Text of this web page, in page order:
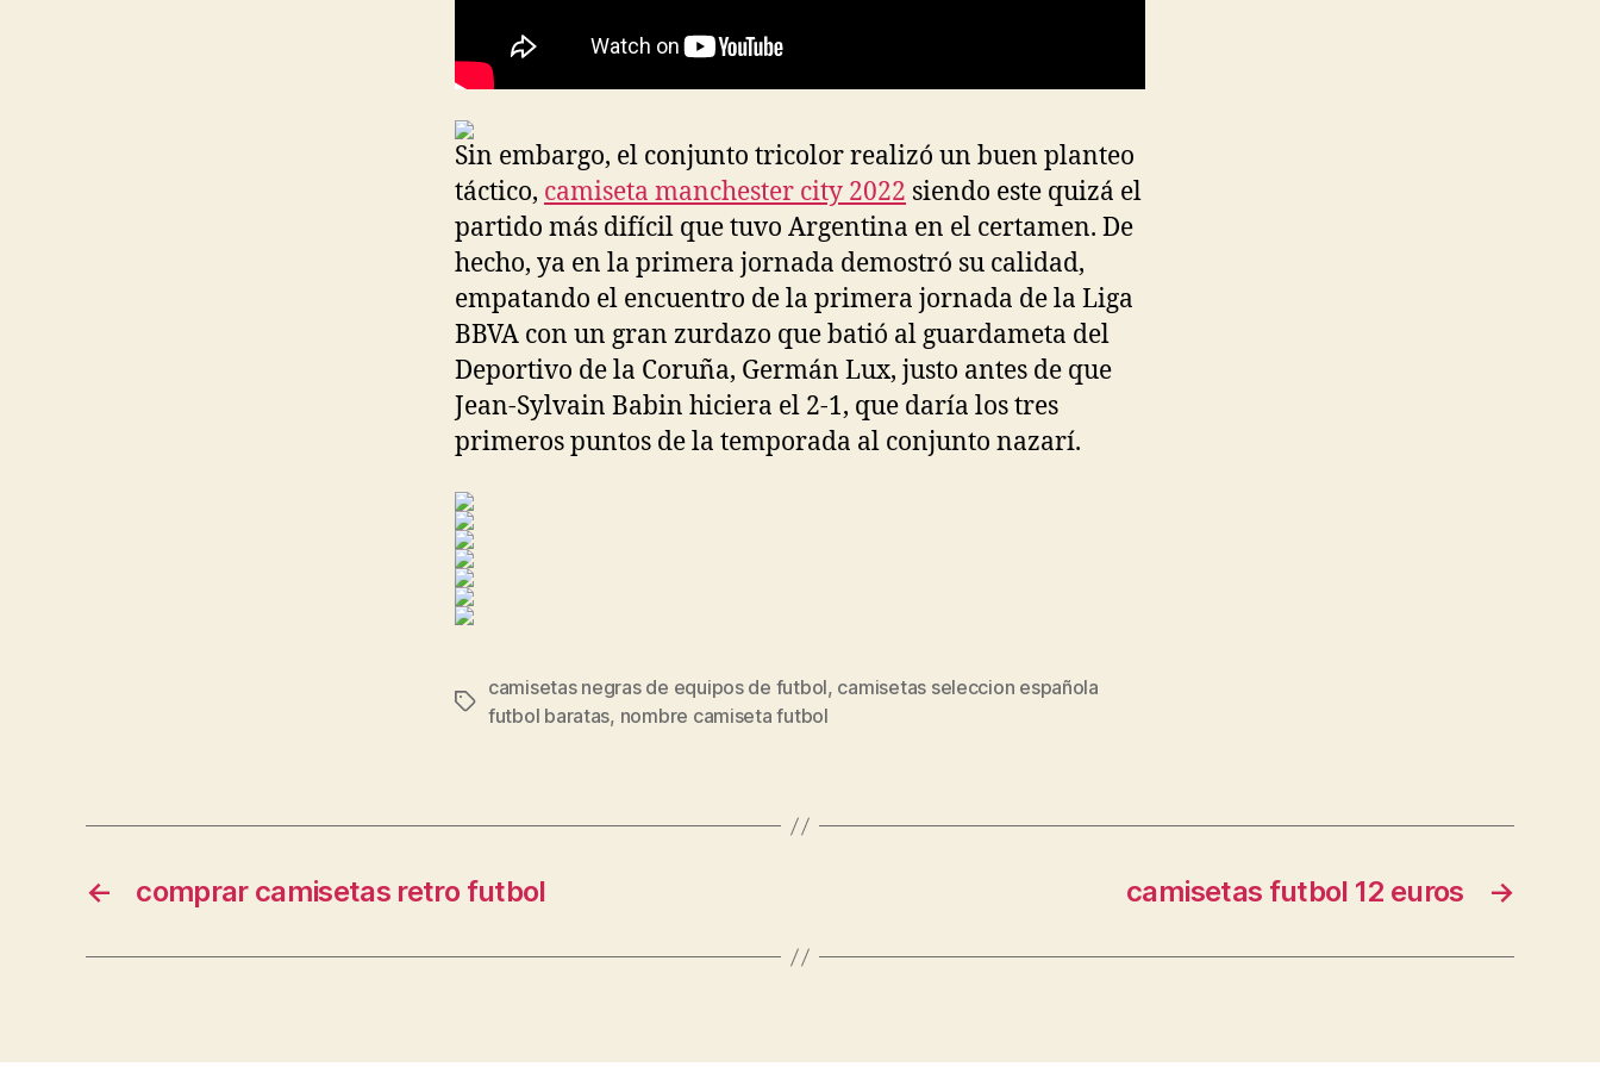
Sin embargo, el conjunto tricolor realizó un buen planteo
táctico, camiseta manchester city 2022 siendo este quizá el
partido más difícil que tuvo Argentina en el certamen. De
hecho, ya en la primera jornada demostró su calidad,
empatando el encuentro de la primera jornada de la Liga
BBVA con un gran zurdazo que batió al guardameta del
Deportivo de la Coruña, Germán Lux, justo antes de que
Jean-Sylvain Babin hiciera el 2-1, que daría los tres
primeros puntos de la temporada al conjunto nazarí.
Etiquetas
camisetas negras de equipos de futbol, camisetas seleccion española
futbol baratas, nombre camiseta futbol
← comprar camisetas retro futbol →
camisetas futbol 12 euros